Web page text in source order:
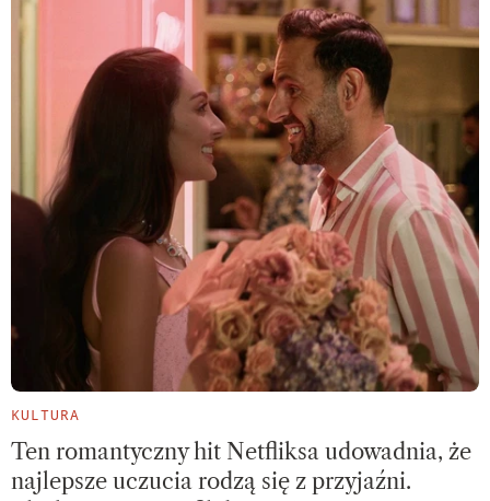
KULTURA
Ten romantyczny hit Netfliksa udowadnia, że
najlepsze uczucia rodzą się z przyjaźni.